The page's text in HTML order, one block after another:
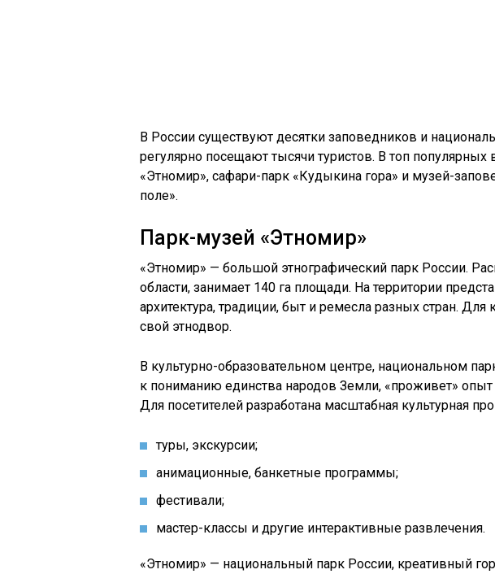
В России существуют десятки заповедников и
регулярно посещают тысячи туристов. В топ популярных
«Этномир», сафари-парк «Кудыкина гора» и музей-
поле».
Парк-музей «Этномир»
«Этномир» — большой этнографический парк России.
области, занимает 140 га площади. На территории
архитектура, традиции, быт и ремесла разных стран. Для
свой этнодвор.
В культурно-образовательном центре, национальном
к пониманию единства народов Земли, «проживет» опыт
Для посетителей разработана масштабная культурная
туры, экскурсии;
анимационные, банкетные программы;
фестивали;
мастер-классы и другие интерактивные развлечения.
«Этномир» — национальный парк России, креативный